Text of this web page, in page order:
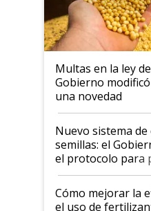
Multas en la ley
Gobierno
una novedad
Nuevo sistema
semillas: el
el protocolo para
propiedad
Cómo mejorar la
el uso de